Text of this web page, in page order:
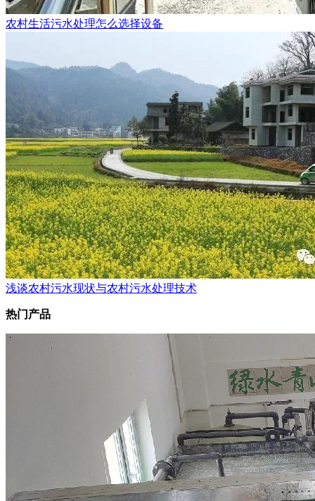
农村生活污水处理怎么选择设备
浅谈农村污水现状与农村污水处理技术
热门产品